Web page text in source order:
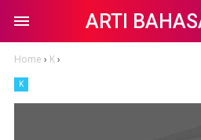
ARTI
Home › K›
K